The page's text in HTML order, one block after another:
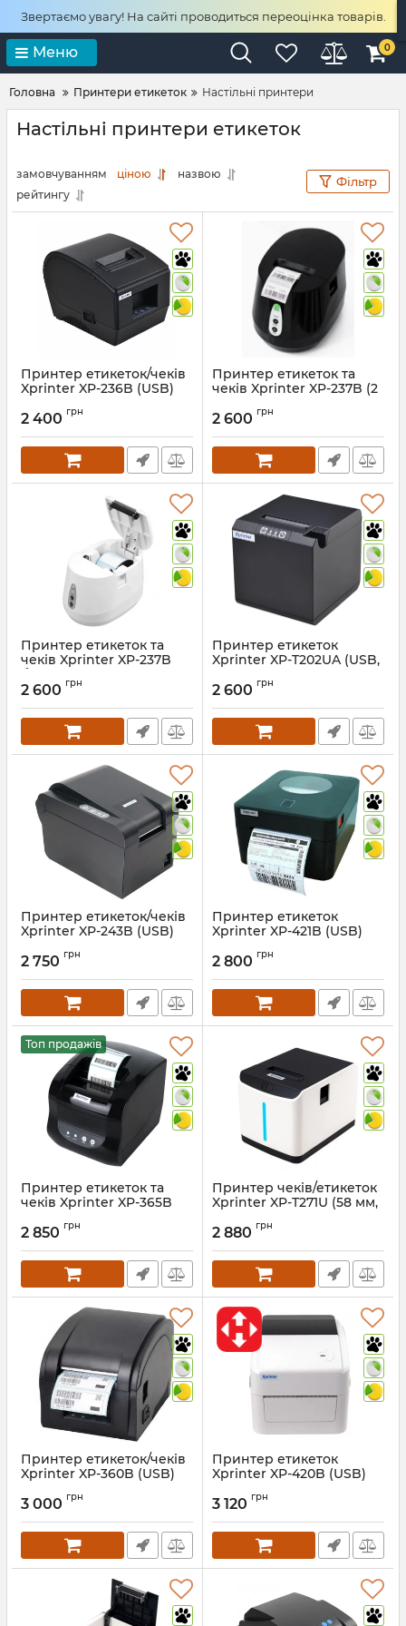
Звертаємо увагу! На сайті проводиться переоцінка товарів.
Меню 0
Головна Принтери етикеток Настільні принтери
Настільні принтери етикеток
замовчуванням ціною
назвою
рейтингу
Фільтр
Принтер етикеток/чеків
Xprinter XP-236B (USB)
2 400 грн
Принтер етикеток та
чеків Xprinter XP-237B (2
Артикул: 805
2 600 грн
Принтер етикеток та
чеків Xprinter XP-237B
білий (2 в 1) USB
Артикул: 859
2 600 грн
Принтер етикеток
Xprinter XP-T202UA (USB,
Артикул: 1439
2 600 грн
Принтер етикеток/чеків
Xprinter XP-243B (USB)
2 750 грн
Принтер етикеток
Xprinter XP-421B (USB)
2 800 грн
Топ продажів
Принтер етикеток та
чеків Xprinter XP-365B
Артикул:
2 850 грн
Принтер чеків/етикеток
Xprinter XP-T271U (58 мм,
Артикул: 901
2 880 грн
Принтер етикеток/чеків
Xprinter XP-360B (USB)
3 000 грн
Принтер етикеток
Xprinter XP-420B (USB)
3 120 грн